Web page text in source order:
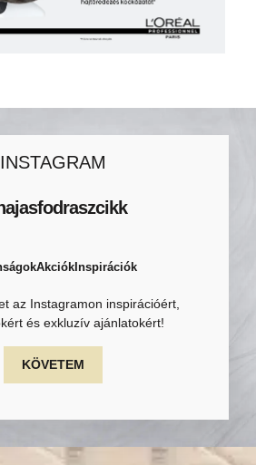
INSTAGRAM
AkciókInspirációk
az Instagramon inspirációért,
és exkluzív ajánlatokért!
KÖVETEM